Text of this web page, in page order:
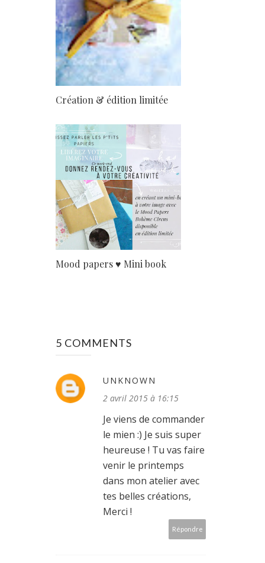
Création & édition limitée
Mood papers ♥ Mini book
5 COMMENTS
UNKNOWN
2 avril 2015 à 16:15
Je viens de commander
le mien :) Je suis super
heureuse ! Tu vas faire
venir le printemps
dans mon atelier avec
tes belles créations,
Merci !
Répondre